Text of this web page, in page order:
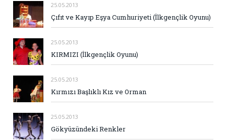
25.05.2013
Çıfıt ve Kayıp Eşya Cumhuriyeti (İlkgençlik Oyunu)
25.05.2013
KIRMIZI (İlkgençlik Oyunu)
25.05.2013
Kırmızı Başlıklı Kız ve Orman
25.05.2013
Gökyüzündeki Renkler